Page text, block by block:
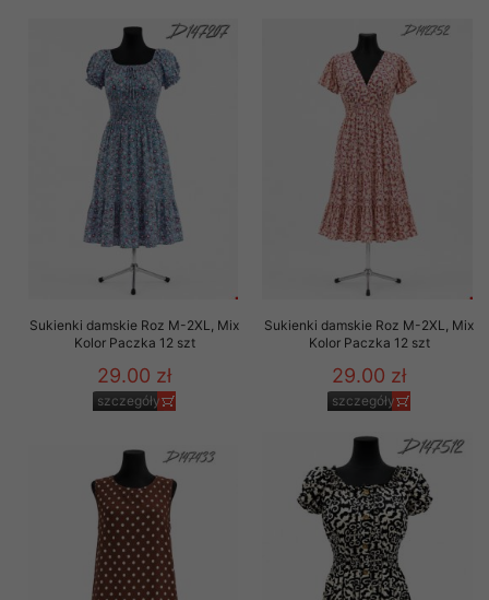
Sukienki damskie Roz M-2XL, Mix
Kolor Paczka 12 szt
29.00 zł
szczegóły
Sukienki damskie Roz M-2XL, Mix
Kolor Paczka 12 szt
29.00 zł
szczegóły